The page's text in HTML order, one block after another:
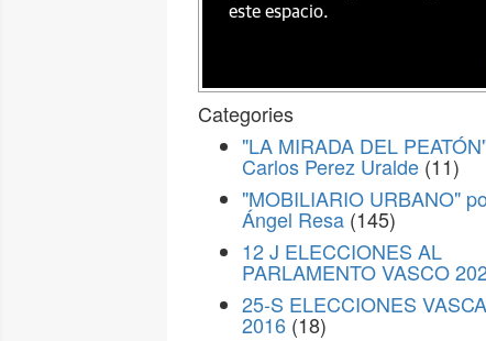
este espacio.
Categories
"LA MIRADA DEL
Carlos Perez Uralde (11)
"MOBILIARIO URBANO"
Ángel Resa (145)
12 J ELECCIONES AL
PARLAMENTO VASCO
25-S ELECCIONES
2016 (18)